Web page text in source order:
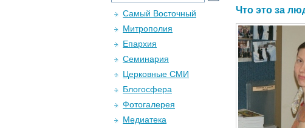
Что это за
Самый Восточный
Митрополия
Епархия
Семинария
Церковные СМИ
Блогосфера
Фотогалерея
Медиатека